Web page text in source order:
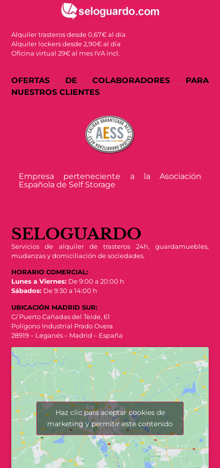
Alquiler trasteros desde 0,67€ al día
Alquiler lockers desde 2,90€ al día
Oficina virtual 29€ al mes IVA incl.
OFERTAS DE COLABORADORES PARA
NUESTROS CLIENTES
Empresa perteneciente a la Asociación
Española de Self Storage
SELOGUARDO
Servicios de alquiler de trasteros 24h, guardamuebles,
mudanzas y domiciliación de sociedades.
HORARIO COMERCIAL:
Lunes a Viernes: De 9:00 a 20:00 h
Sábados: De 9:30 a 14:00 h
UBICACIÓN MADRID SUR:
C/ Puerto Cañadas del Teide, 61
Polígono Industrial Prado Overa
28919 – Leganés – Madrid – España
Haz clic para aceptar cookies de
marketing y permitir este contenido